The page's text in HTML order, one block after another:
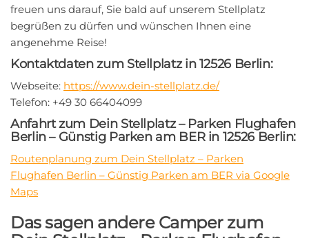
freuen uns darauf, Sie bald auf unserem Stellplatz
begrüßen zu dürfen und wünschen Ihnen eine
angenehme Reise!
Kontaktdaten zum Stellplatz in 12526 Berlin:
Webseite: https://www.dein-stellplatz.de/
Telefon: +49 30 66404099
Anfahrt zum Dein Stellplatz – Parken Flughafen
Berlin – Günstig Parken am BER in 12526 Berlin:
Routenplanung zum Dein Stellplatz – Parken
Flughafen Berlin – Günstig Parken am BER via Google
Maps
Das sagen andere Camper zum